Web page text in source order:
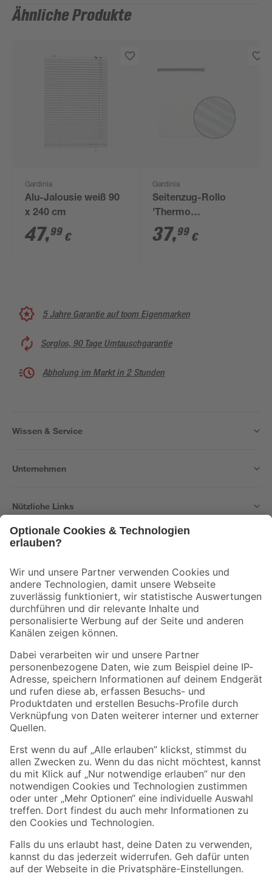
Ähnliche Produkte
Gardinia
Alu-Jalousie weiß 90
x 240 cm
47,99 €
Gardinia
Seitenzug-Rollo
'Thermo
energiesparend'
Streifen weiß 52 x 180
37,99 €
5 Jahre Garantie auf toom Eigenmarken
Sorglos, 90 Tage Umtauschgarantie
Abholung im Markt in 2 Stunden
Wissen & Service
Unternehmen
Nützliche Links
Der toom Newsletter: Keine Angebote und Aktionen mehr verpassen!
Zur Newsletter Anmeldung
Folge uns
Zahlungsarten Versandarten
Sicher einkaufen
Jetzt die toom-App herunterladen
Alle Preisangaben in EUR inkl. gesetzl. MwSt.. Die dargestellten Angebote sind unter
Umständen nicht in allen Märkten verfügbar. Die angegebenen Verfügbarkeiten beziehen